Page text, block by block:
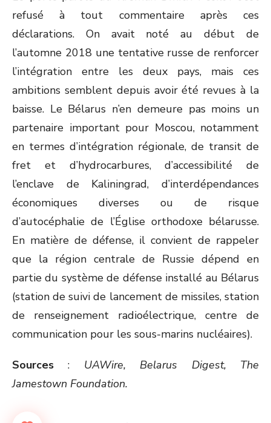
refusé à tout commentaire après ces
déclarations. On avait noté au début de
l’automne 2018 une tentative russe de renforcer
l’intégration entre les deux pays, mais ces
ambitions semblent depuis avoir été revues à la
baisse. Le Bélarus n’en demeure pas moins un
partenaire important pour Moscou, notamment
en termes d’intégration régionale, de transit de
fret et d’hydrocarbures, d’accessibilité de
l’enclave de Kaliningrad, d’interdépendances
économiques diverses ou de risque
d’autocéphalie de l’Église orthodoxe bélarusse.
En matière de défense, il convient de rappeler
que la région centrale de Russie dépend en
partie du système de défense installé au Bélarus
(station de suivi de lancement de missiles, station
de renseignement radioélectrique, centre de
communication pour les sous-marins nucléaires).
Sources : UAWire, Belarus Digest, The
Jamestown Foundation.